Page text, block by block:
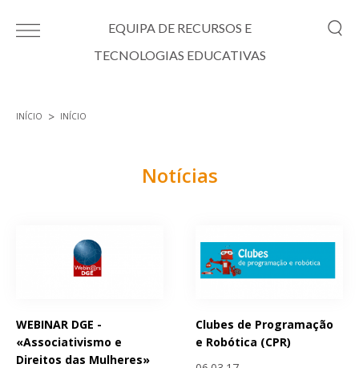
EQUIPA DE RECURSOS E
TECNOLOGIAS EDUCATIVAS
INÍCIO INÍCIO
Notícias
WEBINAR DGE -
«Associativismo e
Direitos das Mulheres»
Clubes de Programação
e Robótica (CPR)
Páginas